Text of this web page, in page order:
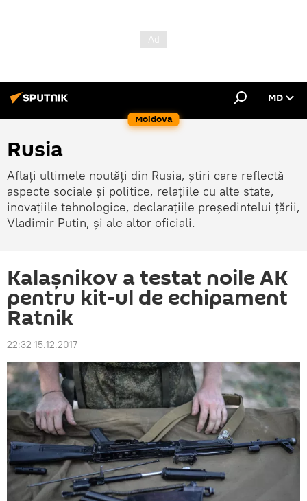
Moldova
MD
Rusia
Aflați ultimele noutăți din Rusia, știri care reflectă
aspecte sociale și politice, relațiile cu alte state,
inovațiile tehnologice, declarațiile președintelui țării,
Vladimir Putin, și ale altor oficiali.
Kalașnikov a testat noile AK
pentru kit-ul de echipament
Ratnik
22:32 15.12.2017